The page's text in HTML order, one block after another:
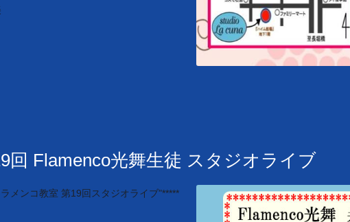
回 Flamenco光舞生徒 スタジオライブ
メンコ教室 第19回スタジオライブ"*****